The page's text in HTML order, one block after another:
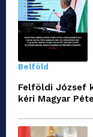
Belföld
Felföldi József
kéri Magyar